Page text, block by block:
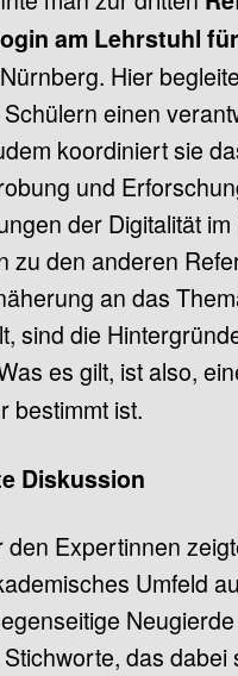
am Lehrstuhl
Hier
einen
koordiniert sie
und
der Digitalität
den anderen
an das
sind die
es gilt, ist also,
bestimmt ist.
Diskussion
Expertinnen
Umfeld
das dabei